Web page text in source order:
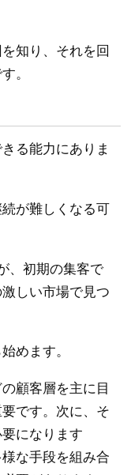
知り、それを回
。
る能力にありま
が難しくなる可
、初期の集客で
しい市場で見つ
めます。
顧客層を主に目
です。次に、そ
になります
な手段を組み合